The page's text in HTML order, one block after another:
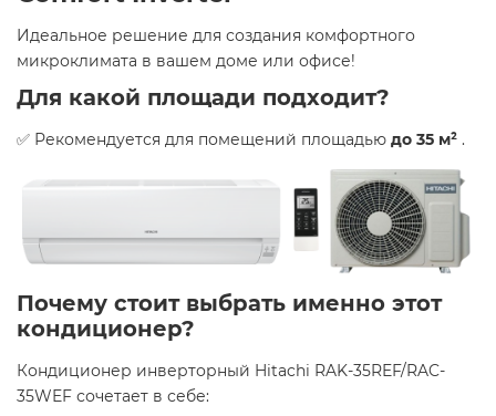
Идеальное решение для создания комфортного
микроклимата в вашем доме или офисе!​
Для какой площади подходит?
✅ Рекомендуется для помещений площадью до 35 м² .​
Почему стоит выбрать именно этот
кондиционер?
Кондиционер инверторный Hitachi RAK-35REF/RAC-
35WEF сочетает в себе:​